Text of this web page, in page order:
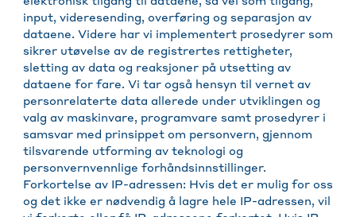
input, videresending, overføring og separasjon av
dataene. Videre har vi implementert prosedyrer som
sikrer utøvelse av de registrertes rettigheter,
sletting av data og reaksjoner på utsetting av
dataene for fare. Vi tar også hensyn til vernet av
personrelaterte data allerede under utviklingen og
valg av maskinvare, programvare samt prosedyrer i
samsvar med prinsippet om personvern, gjennom
tilsvarende utforming av teknologi og
personvernvennlige forhåndsinnstillinger.
Forkortelse av IP-adressen: Hvis det er mulig for oss
og det ikke er nødvendig å lagre hele IP-adressen, vil